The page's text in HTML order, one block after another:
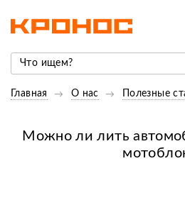
Главная О нас Полезные
Можно ли лить